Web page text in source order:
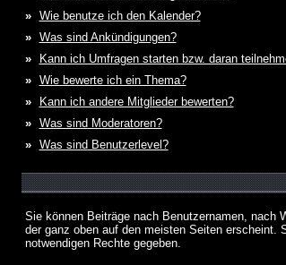
»
Wie benutze ich den Kalender?
»
Was sind Ankündigungen?
»
Kann ich Umfragen starten bzw. daran
»
Wie bewerte ich ein Thema?
»
Kann ich andere Mitglieder bewerten?
»
Was sind Moderatoren?
»
Was sind Benutzerlevel?
Sie können Beiträge nach Benutzernamen, nach
der ganz oben auf den meisten Seiten erscheint.
notwendigen Rechte gegeben.